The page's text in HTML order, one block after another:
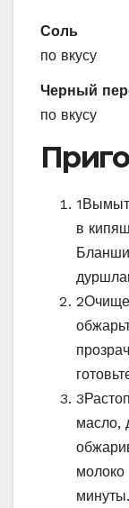
Соль
по вкусу
Черный
по вкусу
1
в
2
3
масло,